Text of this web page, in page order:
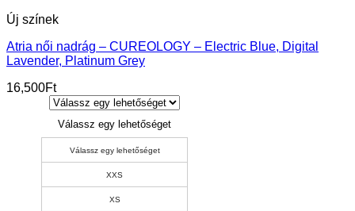
Új színek
Atria női nadrág – CUREOLOGY – Electric Blue, Digital
Lavender, Platinum Grey
16,500Ft
Válassz egy lehetőséget
Válassz egy lehetőséget
XXS
XS